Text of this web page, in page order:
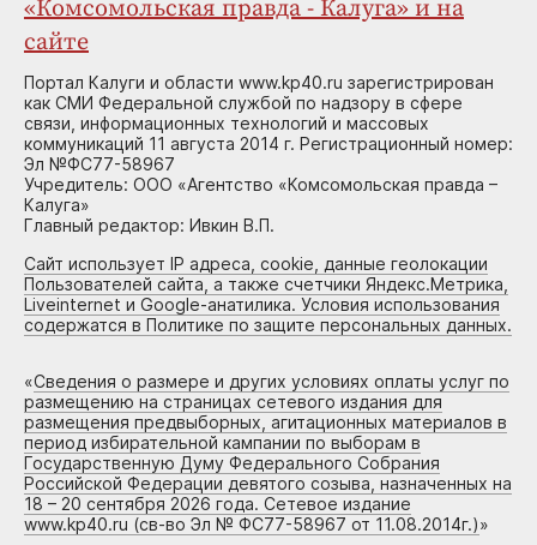
«Комсомольская правда - Калуга» и на
сайте
Портал Калуги и области www.kp40.ru зарегистрирован
как СМИ Федеральной службой по надзору в сфере
связи, информационных технологий и массовых
коммуникаций 11 августа 2014 г. Регистрационный номер:
Эл №ФС77-58967
Учредитель: ООО «Агентство «Комсомольская правда –
Калуга»
Главный редактор: Ивкин В.П.
Сайт использует IP адреса, cookie, данные геолокации
Пользователей сайта, а также счетчики Яндекс.Метрика,
Liveinternet и Google-анатилика. Условия использования
содержатся в Политике по защите персональных данных.
«Сведения о размере и других условиях оплаты услуг по
размещению на страницах сетевого издания для
размещения предвыборных, агитационных материалов в
период избирательной кампании по выборам в
Государственную Думу Федерального Собрания
Российской Федерации девятого созыва, назначенных на
18 – 20 сентября 2026 года. Сетевое издание
www.kp40.ru (св-во Эл № ФС77-58967 от 11.08.2014г.)»